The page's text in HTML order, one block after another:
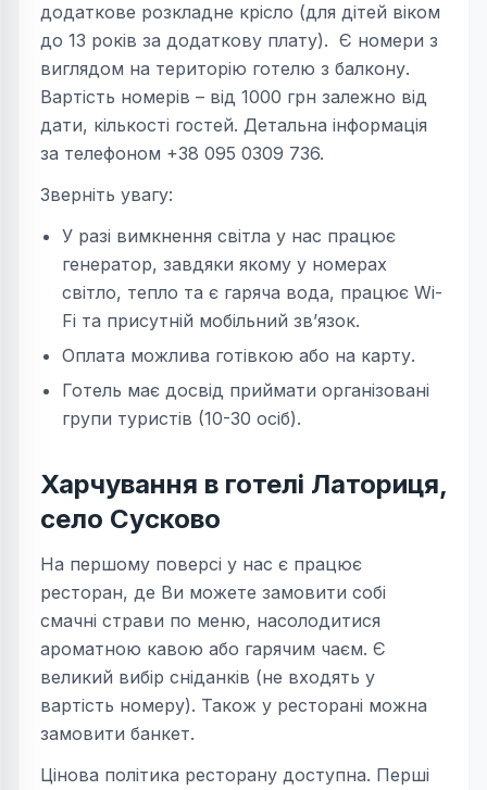
додаткове розкладне крісло (для дітей віком
до 13 років за додаткову плату). Є номери з
виглядом на територію готелю з балкону.
Вартість номерів – від 1000 грн залежно від
дати, кількості гостей. Детальна інформація
за телефоном +38 095 0309 736.
Зверніть увагу:
У разі вимкнення світла у нас працює
генератор, завдяки якому у номерах
світло, тепло та є гаряча вода, працює Wi-
Fi та присутній мобільний зв’язок.
Оплата можлива готівкою або на карту.
Готель має досвід приймати організовані
групи туристів (10-30 осіб).
Харчування в готелі Латориця,
село Сусково
На першому поверсі у нас є працює
ресторан, де Ви можете замовити собі
смачні страви по меню, насолодитися
ароматною кавою або гарячим чаєм. Є
великий вибір сніданків (не входять у
вартість номеру). Також у ресторані можна
замовити банкет.
Цінова політика ресторану доступна. Перші